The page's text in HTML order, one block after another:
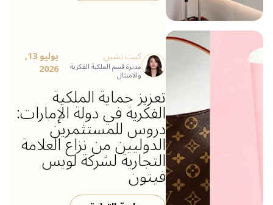
كيت تشين
مديرة قسم الملكية الفكرية
والامتثال
يوليو 13,
2026
تعزيز حماية الملكية
الفكرية في دولة الإمارات:
دروس للمستثمرين
الدوليين من نزاع العلامة
التجارية لشركة لويس
فيتون